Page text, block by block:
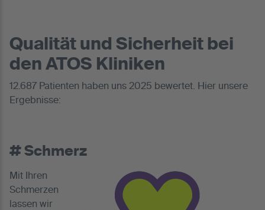
Qualität und Sicherheit bei
den ATOS Kliniken
12.687 Patienten haben uns 2025 bewertet. Hier unsere
Ergebnisse:
# Schmerz
Mit Ihren
Schmerzen
lassen wir